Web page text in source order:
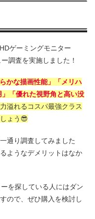
ゲーミングモニター
調査を実施しました！
かな描画性能」「メリハ
「優れた視野角と高い没
溢れるコスパ最強クラス
ょう😎
通り調査してみました
ようなデメリットはなか
を探している人にはダン
ので、ぜひ購入を検討し